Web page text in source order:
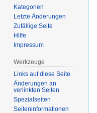
Kategorien
Letzte Änderungen
Zufällige Seite
Hilfe
Impressum
Werkzeuge
Links auf diese Seite
Änderungen an
verlinkten Seiten
Spezialseiten
Seiten­­informationen